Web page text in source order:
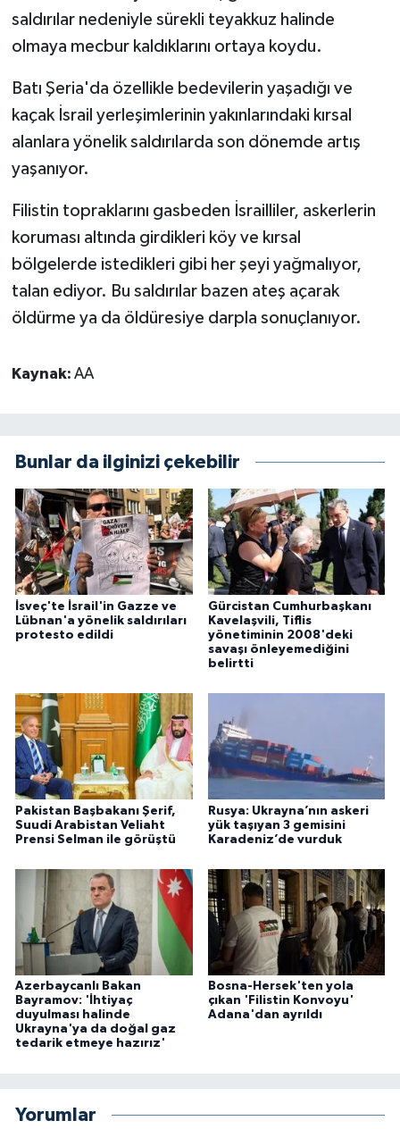
saldırılar nedeniyle sürekli teyakkuz halinde
olmaya mecbur kaldıklarını ortaya koydu.
Batı Şeria'da özellikle bedevilerin yaşadığı ve
kaçak İsrail yerleşimlerinin yakınlarındaki kırsal
alanlara yönelik saldırılarda son dönemde artış
yaşanıyor.
Filistin topraklarını gasbeden İsrailliler, askerlerin
koruması altında girdikleri köy ve kırsal
bölgelerde istedikleri gibi her şeyi yağmalıyor,
talan ediyor. Bu saldırılar bazen ateş açarak
öldürme ya da öldüresiye darpla sonuçlanıyor.
Kaynak: AA
Bunlar da ilginizi çekebilir
İsveç'te İsrail'in Gazze ve
Lübnan'a yönelik saldırıları
protesto edildi
Gürcistan Cumhurbaşkanı
Kavelaşvili, Tiflis
yönetiminin 2008'deki
savaşı önleyemediğini
belirtti
Pakistan Başbakanı Şerif,
Suudi Arabistan Veliaht
Prensi Selman ile görüştü
Rusya: Ukrayna’nın askeri
yük taşıyan 3 gemisini
Karadeniz’de vurduk
Azerbaycanlı Bakan
Bayramov: 'İhtiyaç
duyulması halinde
Ukrayna'ya da doğal gaz
tedarik etmeye hazırız'
Bosna-Hersek'ten yola
çıkan 'Filistin Konvoyu'
Adana'dan ayrıldı
Yorumlar